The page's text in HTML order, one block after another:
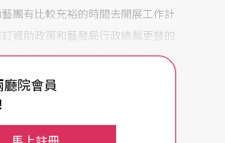
團有比較充裕的時間去開展工作計
資助政策和藝發局行政總裁更替的
緊張，以及很多外圍因素的衝擊
接資助的「九大」旗艦藝團已被削
程度的影響，包括「影畫戲」和
院會員